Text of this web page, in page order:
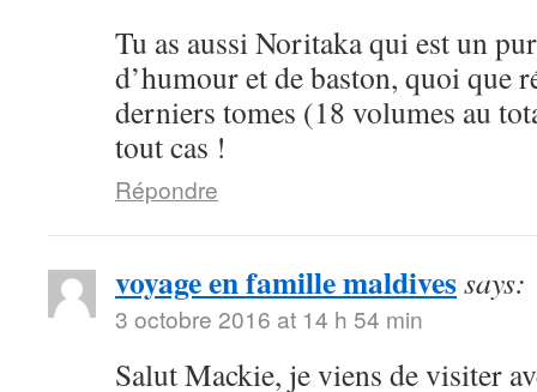
Tu as aussi Noritaka qui est un
d’humour et de baston, quoi que
derniers tomes (18 volumes au
tout cas !
Répondre
voyage en famille maldivessays:
3 octobre 2016 at 14 h 54 min
Salut Mackie, je viens de visiter